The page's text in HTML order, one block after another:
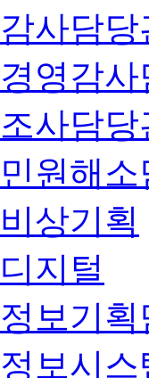
감사담당
경영감
조사담당
민원해
비상기획
디지털
정보기획
정보시